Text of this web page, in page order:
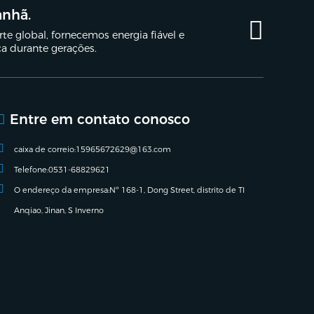
global, fornecemos energia fiável e
durante gerações.
Entre em contato conosco
caixa de correio:15965672629@163.com
Telefone:0531-68829621
O endereço da empresa:Nº 168-1, Dong Street, distrito de TI
Anqiao, Jinan, S Inverno